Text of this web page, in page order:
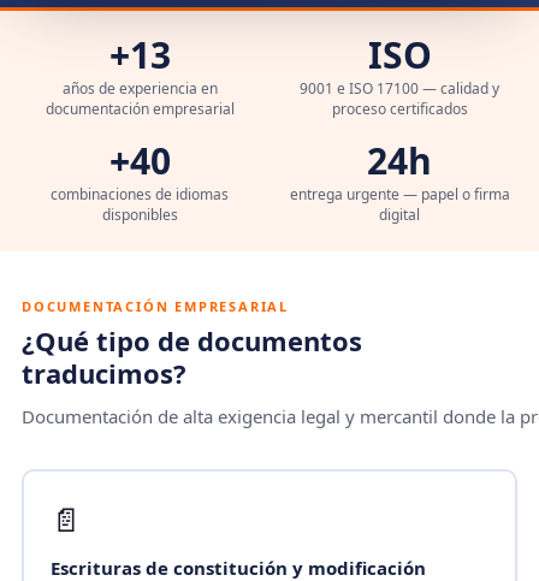
+13
años de experiencia en
documentación empresarial
ISO
9001 e ISO 17100 — calidad y
proceso certificados
+40
combinaciones de idiomas
disponibles
24h
entrega urgente — papel o firma
digital
DOCUMENTACIÓN EMPRESARIAL
¿Qué tipo de documentos
traducimos?
Documentación de alta exigencia legal y mercantil donde la
📄
Escrituras de constitución y modificación